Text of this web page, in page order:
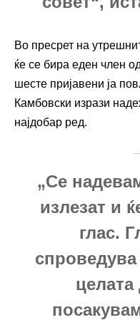
Во пресрет на
ќе се бира еден член
шесте пријавени ја
Камбовски изрази
најдобар ред.
„Се
излезат и
глас.
спроведува